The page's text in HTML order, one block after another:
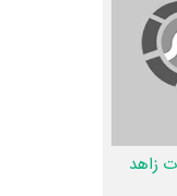
طور
امیر
نوری
زاهد